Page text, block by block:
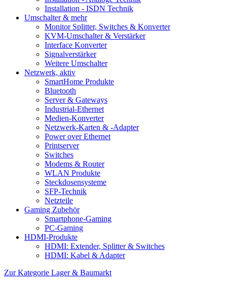
Installation - ISDN Technik
Umschalter & mehr
Monitor Splitter, Switches & Konverter
KVM-Umschalter & Verstärker
Interface Konverter
Signalverstärker
Weitere Umschalter
Netzwerk, aktiv
SmartHome Produkte
Bluetooth
Server & Gateways
Industrial-Ethernet
Medien-Konverter
Netzwerk-Karten & -Adapter
Power over Ethernet
Printserver
Switches
Modems & Router
WLAN Produkte
Steckdosensysteme
SFP-Technik
Netzteile
Gaming Zubehör
Smartphone-Gaming
PC-Gaming
HDMI-Produkte
HDMI: Extender, Splitter & Switches
HDMI: Kabel & Adapter
Zur Kategorie Lager & Baumarkt